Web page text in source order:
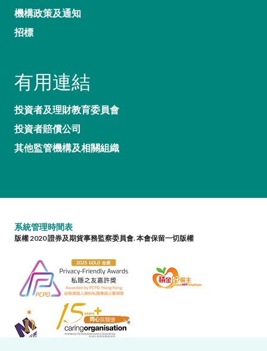
機構政策及通知
招標
有用連結
投資者及理財教育委員會
投資者賠償公司
其他監管機構及相關組織
系統管理時間表
版權 2020 證券及期貨事務監察委員會. 本會保留一切版權